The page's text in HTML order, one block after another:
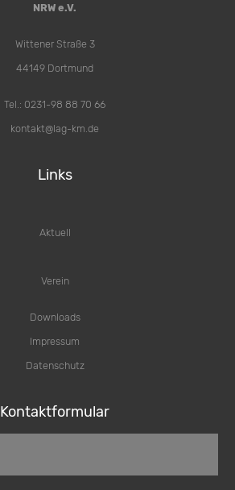
NRW e.V.
Wittener Straße 3
44149 Dortmund
Tel.: 0231-98 88 70 66
kontakt@lag-km.de
Links
Aktuell
Verein
Downloads
Impressum
Datenschutz
Kontaktformular